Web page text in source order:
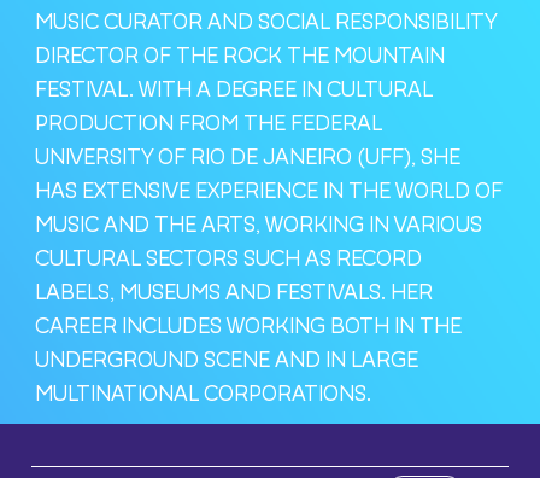
MUSIC CURATOR AND SOCIAL RESPONSIBILITY
DIRECTOR OF THE ROCK THE MOUNTAIN
FESTIVAL. WITH A DEGREE IN CULTURAL
PRODUCTION FROM THE FEDERAL
UNIVERSITY OF RIO DE JANEIRO (UFF), SHE
HAS EXTENSIVE EXPERIENCE IN THE WORLD OF
MUSIC AND THE ARTS, WORKING IN VARIOUS
CULTURAL SECTORS SUCH AS RECORD
LABELS, MUSEUMS AND FESTIVALS. HER
CAREER INCLUDES WORKING BOTH IN THE
UNDERGROUND SCENE AND IN LARGE
MULTINATIONAL CORPORATIONS.